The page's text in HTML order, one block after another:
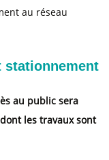
au réseau
stationnement
au public sera
les travaux sont